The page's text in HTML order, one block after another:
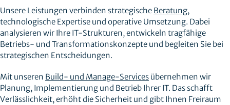
Unsere Leistungen verbinden strategische Beratung,
technologische Expertise und operative Umsetzung. Dabei
analysieren wir Ihre IT-Strukturen, entwickeln tragfähige
Betriebs- und Transformationskonzepte und begleiten Sie bei
strategischen Entscheidungen.
Mit unseren Build- und Manage-Services übernehmen wir
Planung, Implementierung und Betrieb Ihrer IT. Das schafft
Verlässlichkeit, erhöht die Sicherheit und gibt Ihnen Freiraum